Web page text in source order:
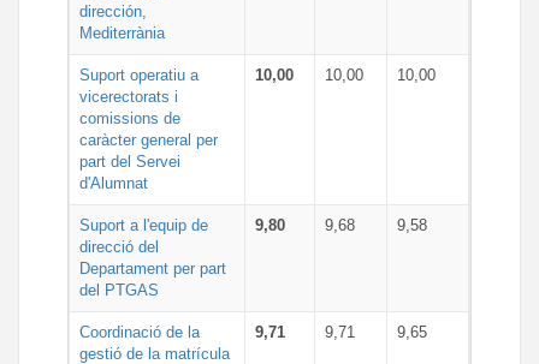
dirección,
Mediterrània
Suport operatiu a
vicerectorats i
comissions de
caràcter general per
part del Servei
d'Alumnat
10,00 10,00 10,00
Suport a l'equip de
direcció del
Departament per part
del PTGAS
9,80 9,68 9,58
Coordinació de la
gestió de la matrícula
9,71 9,71 9,65